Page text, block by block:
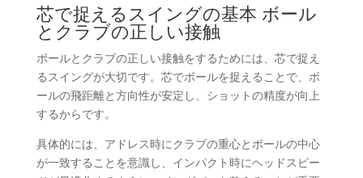
芯で捉えるスイングの基本 ボール
とクラブの正しい接触
ボールとクラブの正しい接触をするためには、芯で捉え
るスイングが大切です。芯でボールを捉えることで、ボ
ールの飛距離と方向性が安定し、ショットの精度が向上
するからです。
具体的には、アドレス時にクラブの重心とボールの中心
が一致することを意識し、インパクト時にヘッドスピー